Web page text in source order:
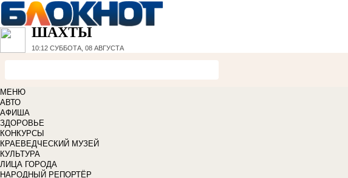
ШАХТЫ
10:12 СУББОТА, 08 АВГУСТА
МЕНЮ
АВТО
АФИША
ЗДОРОВЬЕ
КОНКУРСЫ
КРАЕВЕДЧЕСКИЙ МУЗЕЙ
КУЛЬТУРА
ЛИЦА ГОРОДА
НАРОДНЫЙ РЕПОРТЁР